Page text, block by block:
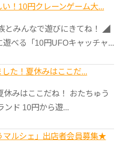
！10円クレーンゲーム大...
とみんなで遊びにきてね！ ◢
べる「10円UFOキャッチャ...
た！夏休みはここだ...
休みはここだね！ おたちゅう
ンド 10円から遊...
ルシェ」出店者会員募集★